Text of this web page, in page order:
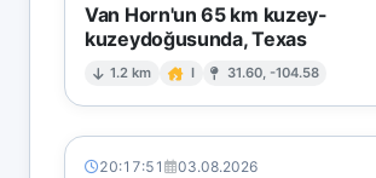
Van Horn'un 65 km kuzey-
kuzeydoğusunda, Texas
1.2 km I 31.60, -104.58
20:17:51 03.08.2026